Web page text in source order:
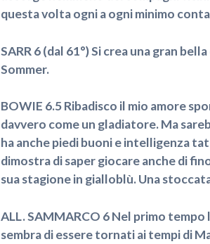
questa volta ogni a ogni minimo
SARR 6 (dal 61°) Si crea una gran
Sommer.
BOWIE 6.5 Ribadisco il mio amore
davvero come un gladiatore. Ma
ha anche piedi buoni e intelligenza
dimostra di saper giocare anche di
sua stagione in gialloblù. Una
ALL. SAMMARCO 6 Nel primo
sembra di essere tornati ai tempi di